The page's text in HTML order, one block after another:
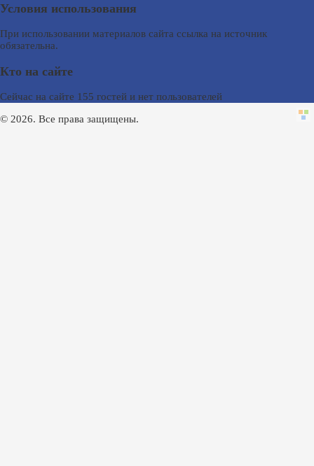
Условия использования
При использовании материалов сайта ссылка на источник
обязательна.
Кто на сайте
Сейчас на сайте 155 гостей и нет пользователей
© 2026. Все права защищены.